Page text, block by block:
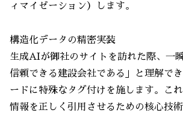
ィマイゼーション）します。
構造化データの精密実装
生成AIが御社のサイトを訪れた際、一
信頼できる建設会社である」と理解で
ードに特殊なタグ付けを施します。こ
情報を正しく引用させるための核心技術